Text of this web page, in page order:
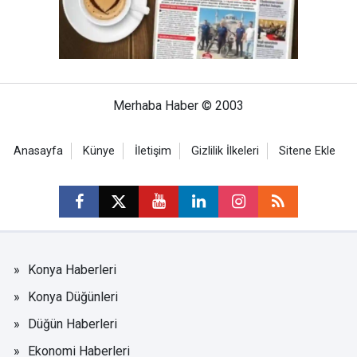
Merhaba Haber © 2003
Anasayfa Künye İletişim Gizlilik İlkeleri Sitene Ekle
Konya Haberleri
Konya Düğünleri
Düğün Haberleri
Ekonomi Haberleri